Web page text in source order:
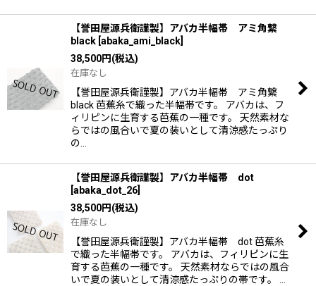
【誉田屋源兵衛謹製】アバカ半幅帯 アミ角繋
black abaka_ami_black
38,500円(税込)
在庫なし
【誉田屋源兵衛謹製】アバカ半幅帯 アミ角繋
black 芭蕉糸で織った半幅帯です。 アバカは、フ
ィリピンに生育する芭蕉の一種です。 天然素材な
らではの風合いで夏の装いとして清涼感たっぷり
の…
【誉田屋源兵衛謹製】アバカ半幅帯 dot
abaka_dot_26
38,500円(税込)
在庫なし
【誉田屋源兵衛謹製】アバカ半幅帯 dot 芭蕉糸
で織った半幅帯です。 アバカは、フィリピンに生
育する芭蕉の一種です。 天然素材ならではの風合
いで夏の装いとして清涼感たっぷりの帯です。 …